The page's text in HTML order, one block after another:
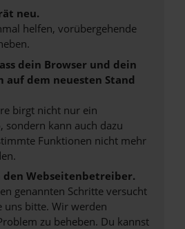
neu.
helfen, vorübergehende
dein Browser und dein
auf dem neuesten Stand
birgt nicht nur ein
sondern kann auch dazu
Funktionen nicht mehr
den Webseitenbetreiber.
genannten Schritte versucht
uns bitte. Wir werden
zu beheben. Du kannst